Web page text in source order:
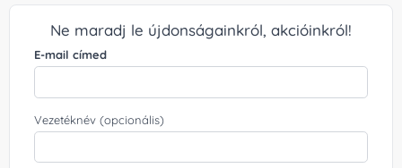
Ne maradj le újdonságainkról, akcióinkról!
E-mail címed
Vezetéknév (opcionális)